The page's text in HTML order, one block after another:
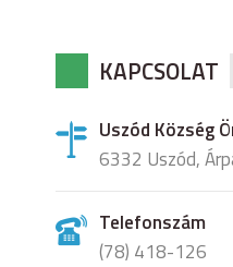
KAPCSOLAT
Uszód Község
6332 Uszód,
Telefonszám
(78) 418-126